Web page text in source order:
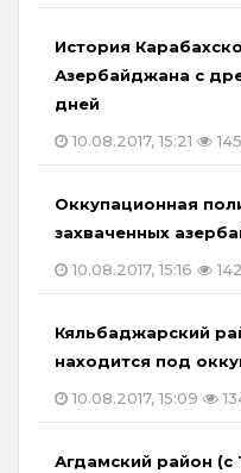
История
Азербайджана с
дней
10.08.2017, 15:21
Оккупационная
захваченных
10.08.2017, 15:16
Кяльбаджарский
находится под
10.08.2017, 15:09
Агдамский район (с